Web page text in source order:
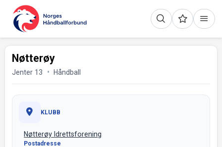
Nøtterøy
Jenter 13 Håndball
KLUBB
Nøtterøy Idrettsforening
Postadresse